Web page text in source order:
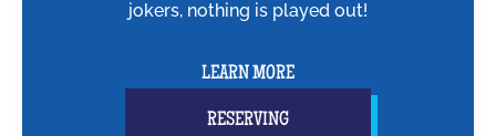
jokers, nothing is played out!
LEARN MORE
RESERVING